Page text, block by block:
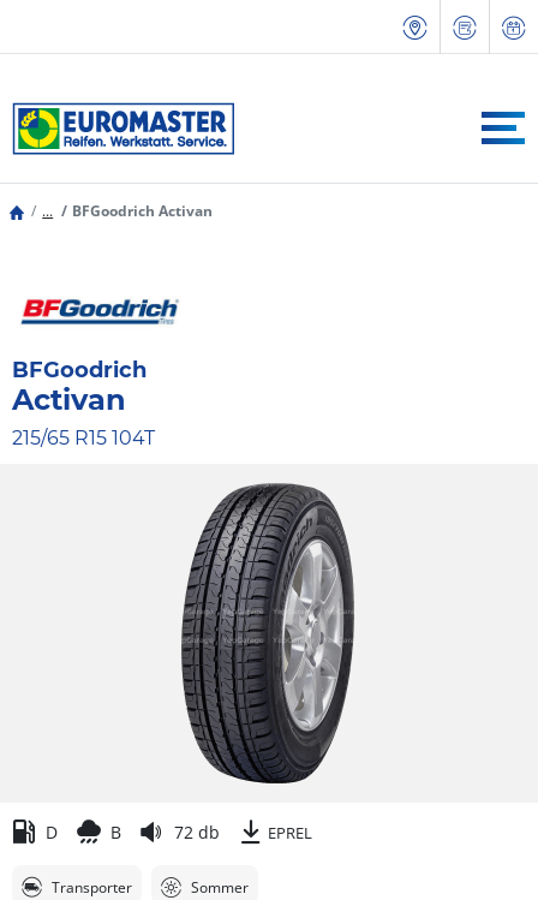
... BFGoodrich Activan
BFGoodrich
Activan
215/65 R15 104T
D B 72 db EPREL
Transporter Sommer